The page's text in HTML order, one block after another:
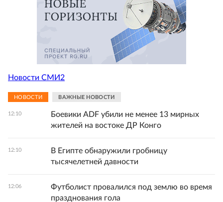
Новости СМИ2
НОВОСТИ ВАЖНЫЕ НОВОСТИ
12:10
Боевики ADF убили не менее 13 мирных
жителей на востоке ДР Конго
12:10
В Египте обнаружили гробницу
тысячелетней давности
12:06
Футболист провалился под землю во время
празднования гола